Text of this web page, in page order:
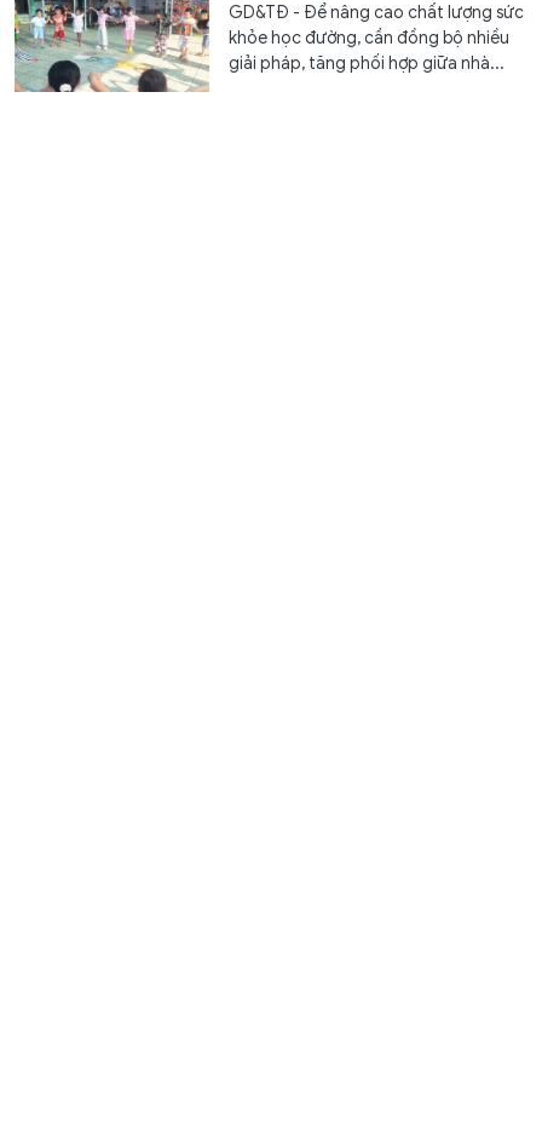
GD&TĐ - Để nâng cao chất lượng sức
khỏe học đường, cần đồng bộ nhiều
giải pháp, tăng phối hợp giữa nhà...